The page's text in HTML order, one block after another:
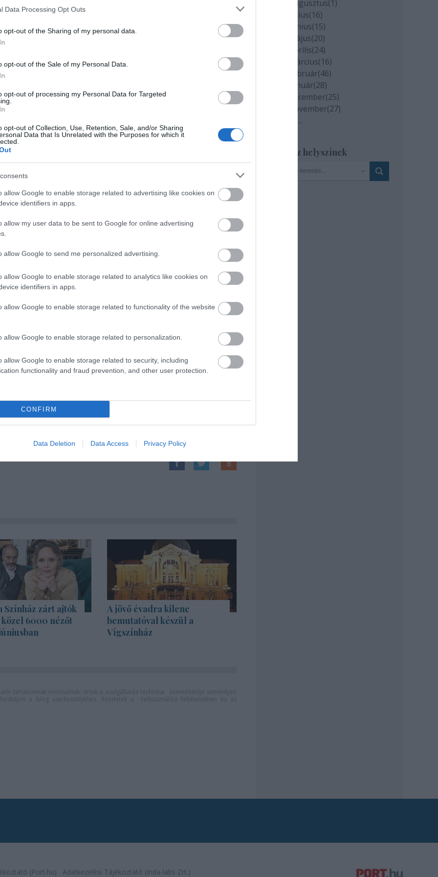
Data Processing Opt Outs
opt-out of the Sharing of my personal data.
opt-out of the Sale of my Personal Data.
opt-out of processing my Personal Data for Targeted
opt-out of Collection, Use, Retention, Sale, and/or Sharing
Data that Is Unrelated with the Purposes for which it
allow Google to enable storage related to advertising like cookies on
identifiers in apps.
allow my user data to be sent to Google for online advertising
allow Google to send me personalized advertising.
allow Google to enable storage related to analytics like cookies on
identifiers in apps.
allow Google to enable storage related to functionality of the website
allow Google to enable storage related to personalization.
allow Google to enable storage related to security, including
functionality and fraud prevention, and other user protection.
CONFIRM
Data Deletion Data Access Privacy Policy
Róbert László
RóberttelaValami Amerika 2 forgatásán
közre is működött. „ Nagyon sokáig mondogattuk,
nem lett semmi, mert nem fért bele az időnkbe. Aztán
Ezalatt megszületett egy eléggé színes zenei
kísérleteztünk, hogy a koncerten ne csak egyik szám jöjjön
énekel: prózával, verssel ötvözve próbáltuk tágítani a
.
foglalkozni, mert sok gyönyörű orosz dalt
ami borzasztó nehéznek bizonyult. Viszont
a költőiségébe, ami végül arra motiválta, hogy sajátot
Sardar Tagirovsky legújabb rendezéséből, a
Eleinte erre sem mondtam nemet, egyrészt azért, mert a
osztanak rám. Másrészt teljesen nyitottan álltam
hogy a feladat, amit kaptam, nem felel meg a
kellett volna szánnom, nem érte volna meg, hisz így nem
volna általa. Nagyon rossz érzésem volt emiatt, de
jobban jár, ha olyan emberek építik, akik maximálisan
Színház zárt ajtók
6000 nézőt
A jövő évadra kilenc
bemutatóval készül a
Vígszínház
2020 augusztus(1)
2020 július(16)
2020 június(15)
2020 május(20)
2020 április(24)
2020 március(16)
2020 február(46)
2020 január(28)
2019 december(25)
2019 november(27)
...
Szinház helyszínek
(Port.hu) Adatkezelési Tájékoztató (Inda-labs Zrt.)